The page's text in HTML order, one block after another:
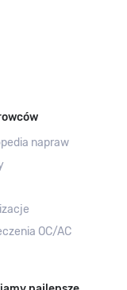
napraw
OC/AC